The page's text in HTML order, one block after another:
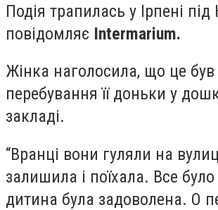
Подія трапилась у Ірпені
повідомляє Intermarium.
Жінка наголосила, що це
перебування її доньки у
закладі.
“Вранці вони гуляли на
залишила і поїхала. Все
дитина була задоволена. О